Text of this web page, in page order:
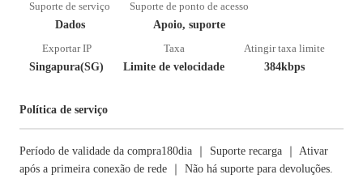
Suporte de serviço
Dados
Suporte de ponto de acesso
Apoio, suporte
Exportar IP
Singapura(SG)
Taxa
Limite de velocidade
Atingir taxa limite
384kbps
Política de serviço
Período de validade da compra180dia ｜ Suporte recarga ｜ Ativar
após a primeira conexão de rede ｜ Não há suporte para devoluções.